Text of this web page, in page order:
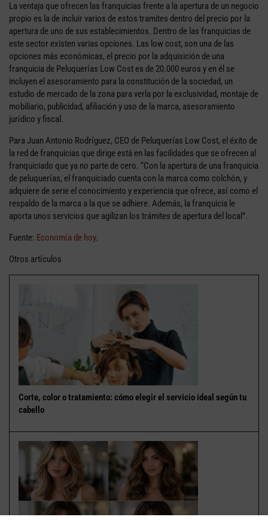
La ventaja que ofrecen las franquicias frente a la apertura de un negocio
propio es la de incluir varios de estos tramites dentro del precio por la
apertura de uno de sus establecimientos. Dentro de las franquicias de
este sector existen varias opciones. Las low cost, son una de las
opciones más económicas, el precio por la adquisición de una
franquicia de Peluquerías Low Cost es de 20.000 euros y en él se
incluyen el asesoramiento para la constitución de la sociedad, un
estudio de mercado de la zona para verla por la exclusividad, montaje de
mobiliario, publicidad, afiliación y uso de la marca, asesoramiento
jurídico y fiscal.
Para Juan Antonio Rodríguez, CEO de Peluquerías Low Cost, el éxito de
la red de franquicias que dirige está en las facilidades que se ofrecen al
franquiciado que ya no parte de cero. “Con la apertura de una franquicia
de peluquerías, el franquiciado cuenta con la marca como colchón, y
adquiere de serie el conocimiento y experiencia que ofrece, así como el
respaldo de la marca a la que se adhiere. Además, la franquicia le
aporta unos servicios que agilizan los trámites de apertura del local”.
Fuente: Economía de hoy.
Otros artículos
Corte, color o tratamiento: cómo elegir el servicio ideal según tu
cabello